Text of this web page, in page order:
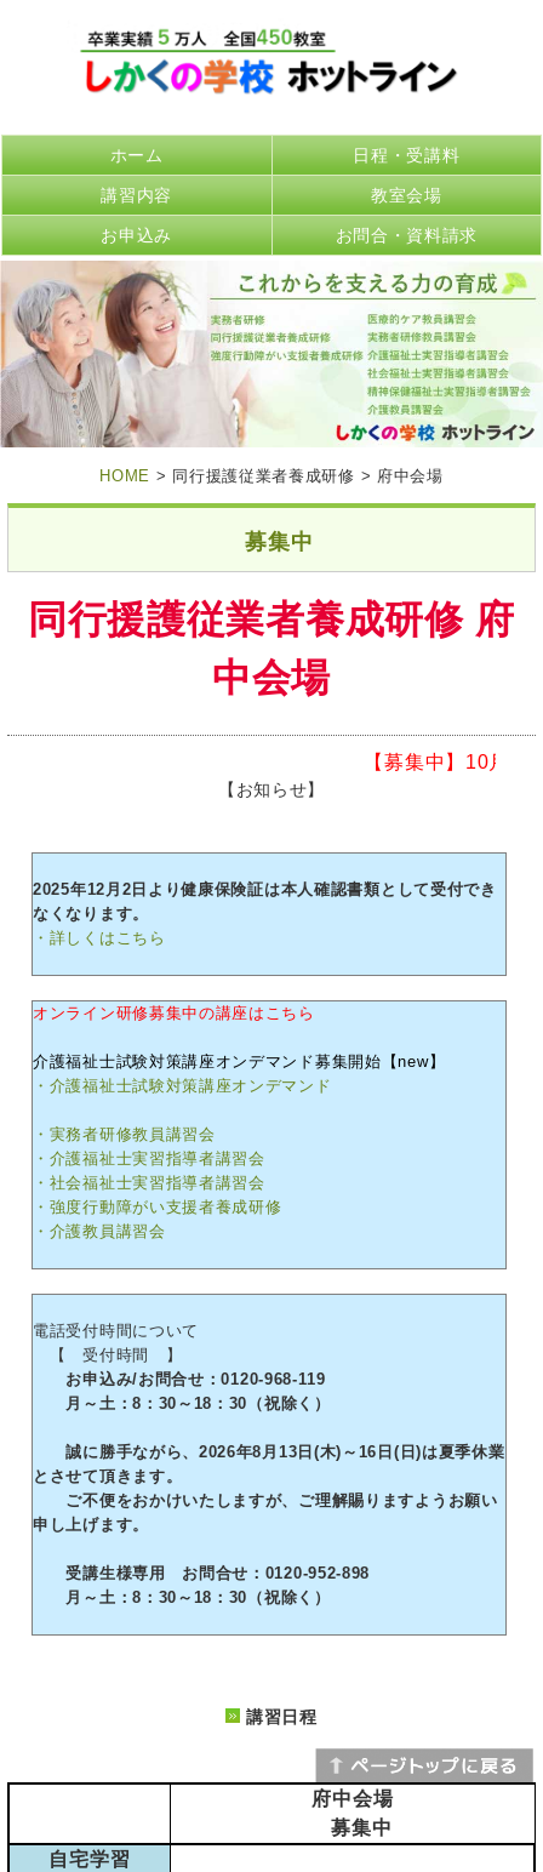
ホーム 日程・受講料
講習内容 教室会場
お申込み お問合・資料請求
HOME > 同行援護従業者養成研修 > 府中会場
募集中
同行援護従業者養成研修 府
中会場
【募集中】10月一般
【お知らせ】
2025年12月2日より健康保険証は本人確認書類として受付でき
なくなります。
・詳しくはこちら
オンライン研修募集中の講座はこちら
介護福祉士試験対策講座オンデマンド募集開始【new】
・介護福祉士試験対策講座オンデマンド
・実務者研修教員講習会
・介護福祉士実習指導者講習会
・社会福祉士実習指導者講習会
・強度行動障がい支援者養成研修
・介護教員講習会
電話受付時間について
【 受付時間 】
お申込み/お問合せ：0120-968-119
月～土：8：30～18：30（祝除く）
誠に勝手ながら、2026年8月13日(木)～16日(日)は夏季休業
とさせて頂きます。
ご不便をおかけいたしますが、ご理解賜りますようお願い
申し上げます。
受講生様専用 お問合せ：0120-952-898
月～土：8：30～18：30（祝除く）
講習日程
府中会場
募集中
自宅学習